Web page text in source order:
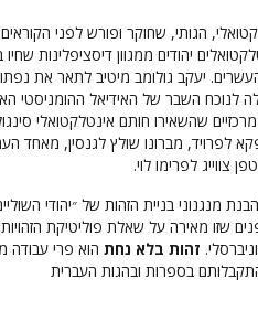
הגותי, שחוקר ופורש לפני
יהודים ממגוון דיסציפלינות
יעקב גולומב מיטיב לתאר את
לנוכח השבר של האידיאל ההומניסטי
שהשאירו חותם אינטלקטואלי
לפרויד, מברונו שולץ לגנסין, מאחד
צווייג לפרימו לוי.
מנגנוני בניית הזהות של ״יהודי
שזו מאירה על שאלת פוליטיקת
זהות בלא נחת הוא פרי עבודה
בספרות ובהגות העברית